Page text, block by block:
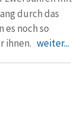
durch das
noch so
ihnen. weiter...